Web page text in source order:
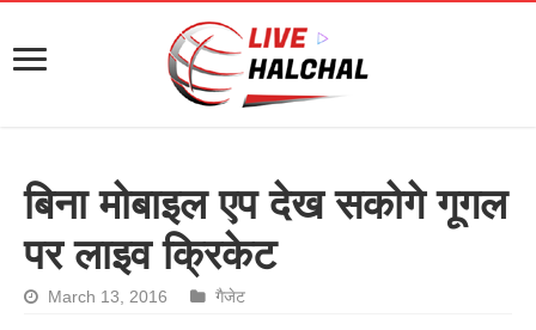
बिना मोबाइल एप देख सकोगे गूगल
पर लाइव क्रिकेट
March 13, 2016 गैजेट